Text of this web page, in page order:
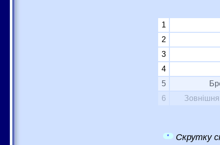
1
2
3
4
5
6
* Скрутку